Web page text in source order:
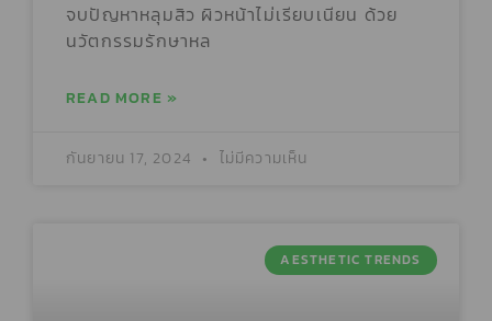
จบปัญหาหลุมสิว ผิวหน้าไม่เรียบเนียน ด้วย
นวัตกรรมรักษาหล
READ MORE »
กันยายน 17, 2024 ไม่มีความเห็น
AESTHETIC TRENDS